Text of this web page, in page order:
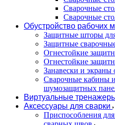
Сварочные
Сварочные
Обустройство рабочих
Защитные шторы
Защитные
Огнестойкие
Огнестойкие
Занавески и экраны
Сварочные кабины
шумозащитных
Виртуальные
Аксессуары для сварки
Приспособления